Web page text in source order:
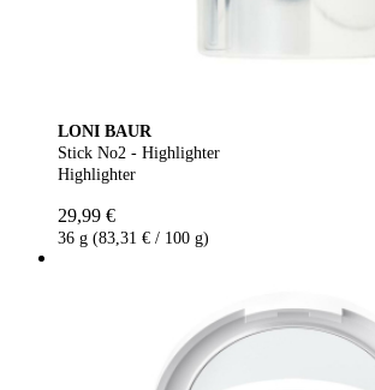
LONI BAUR
Stick No2 - Highlighter
Highlighter
29,99 €
36 g (83,31 € / 100 g)